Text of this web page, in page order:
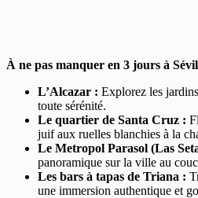
À ne pas manquer en 3 jours à
L’Alcazar : Explorez les
toute sérénité.
Le quartier de Santa Cruz :
juif aux ruelles blanchies à la
Le Metropol Parasol (Las
panoramique sur la ville au
Les bars à tapas de Triana :
une immersion authentique et